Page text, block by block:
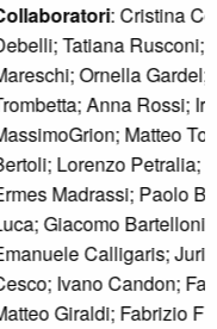
Elisa
Ceschia;
Alessandro
Simonitti;
Marco
Pieve; Nicola
Pambianchi;
Matteo dal